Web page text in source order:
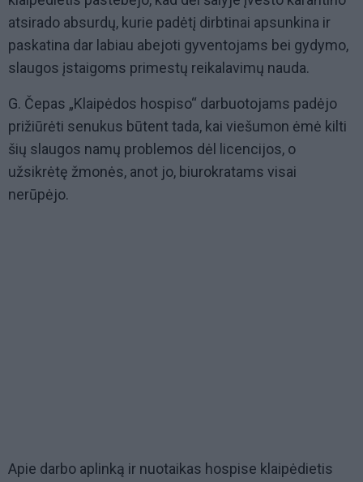
atsirado absurdų, kurie padėtį dirbtinai apsunkina ir
paskatina dar labiau abejoti gyventojams bei gydymo,
slaugos įstaigoms primestų reikalavimų nauda.
G. Čepas „Klaipėdos hospiso“ darbuotojams padėjo
prižiūrėti senukus būtent tada, kai viešumon ėmė kilti
šių slaugos namų problemos dėl licencijos, o
užsikrėtę žmonės, anot jo, biurokratams visai
nerūpėjo.
Apie darbo aplinką ir nuotaikas hospise klaipėdietis